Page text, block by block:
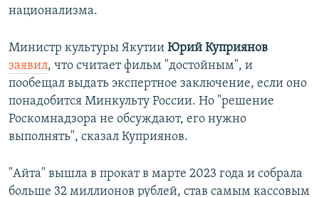
национализма.
Министр культуры Якутии Юрий Куприянов
заявил, что считает фильм "достойным", и
пообещал выдать экспертное заключение, если оно
понадобится Минкульту России. Но "решение
Роскомнадзора не обсуждают, его нужно
выполнять", сказал Куприянов.
"Айта" вышла в прокат в марте 2023 года и собрала
больше 32 миллионов рублей, став самым кассовым